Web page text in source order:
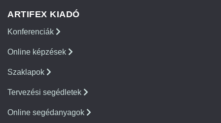
ARTIFEX KIADÓ
Konferenciák
Online képzések
Szaklapok
Tervezési segédletek
Online segédanyagok